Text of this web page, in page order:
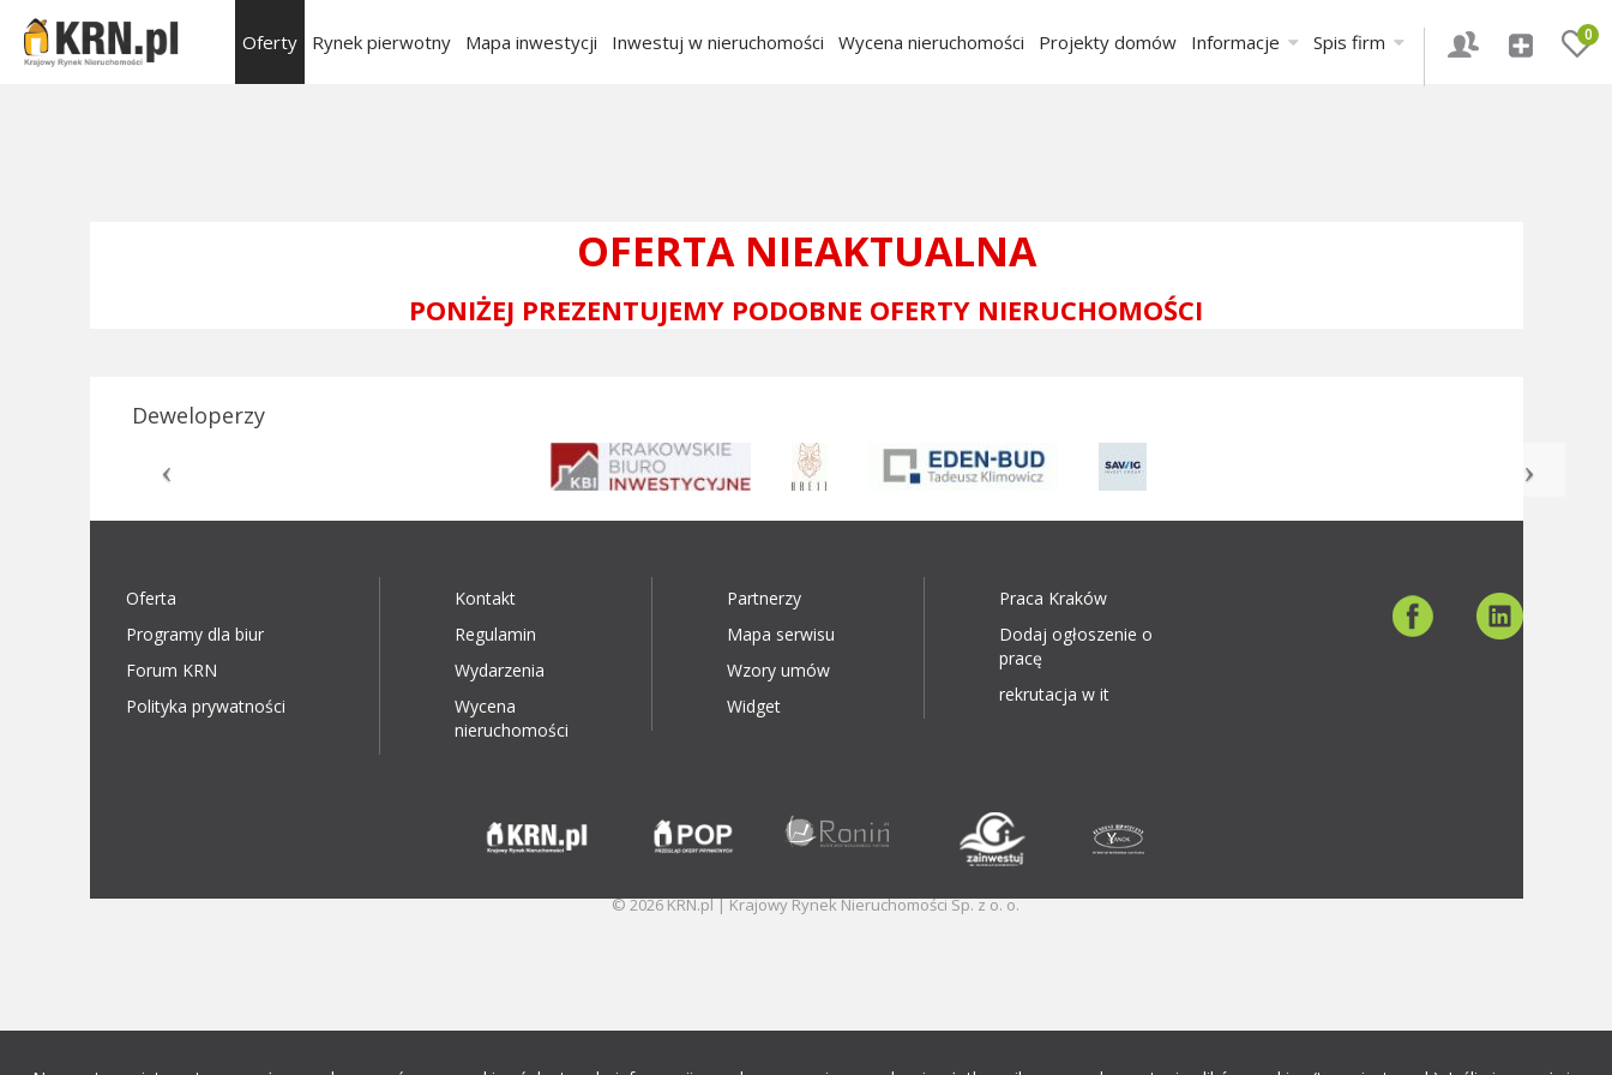
0
Oferty Rynek pierwotny Mapa inwestycji Inwestuj w nieruchomości Wycena nieruchomości Projekty domów Informacje Spis firm
OFERTA NIEAKTUALNA
PONIŻEJ PREZENTUJEMY PODOBNE OFERTY NIERUCHOMOŚCI
Deweloperzy
Oferta
Programy dla biur
Forum KRN
Polityka prywatności
Kontakt
Regulamin
Wydarzenia
Wycena
nieruchomości
Partnerzy
Mapa serwisu
Wzory umów
Widget
Praca Kraków
Dodaj ogłoszenie o
pracę
rekrutacja w it
© 2026 KRN.pl | Krajowy Rynek Nieruchomości Sp. z o. o.